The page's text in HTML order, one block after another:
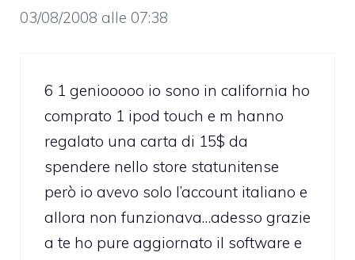
03/08/2008 alle 07:38
6 1 geniooooo io sono in california ho
comprato 1 ipod touch e m hanno
regalato una carta di 15$ da
spendere nello store statunitense
però io avevo solo l’account italiano e
allora non funzionava…adesso grazie
a te ho pure aggiornato il software e